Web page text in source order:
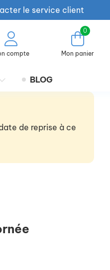
le service client
compte
0
Mon panier
BLOG
de reprise à ce